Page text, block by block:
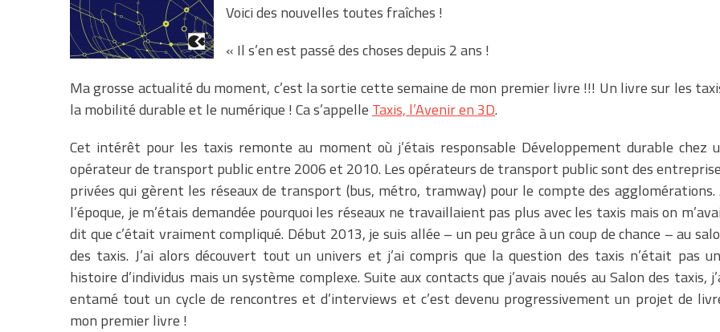
Voici des nouvelles toutes fraîches !
« Il s’en est passé des choses depuis 2 ans !
Ma grosse actualité du moment, c’est la sortie cette semaine de mon premier livre !!! Un livre sur les
la mobilité durable et le numérique ! Ca s’appelle Taxis, l’Avenir en 3D.
Cet intérêt pour les taxis remonte au moment où j’étais responsable Développement durable chez
opérateur de transport public entre 2006 et 2010. Les opérateurs de transport public sont des
privées qui gèrent les réseaux de transport (bus, métro, tramway) pour le compte des agglomérations.
l’époque, je m’étais demandée pourquoi les réseaux ne travaillaient pas plus avec les taxis mais on
dit que c’était vraiment compliqué. Début 2013, je suis allée – un peu grâce à un coup de chance – au
des taxis. J’ai alors découvert tout un univers et j’ai compris que la question des taxis n’était pas
histoire d’individus mais un système complexe. Suite aux contacts que j’avais noués au Salon des taxis,
entamé tout un cycle de rencontres et d’interviews et c’est devenu progressivement un projet de
mon premier livre !